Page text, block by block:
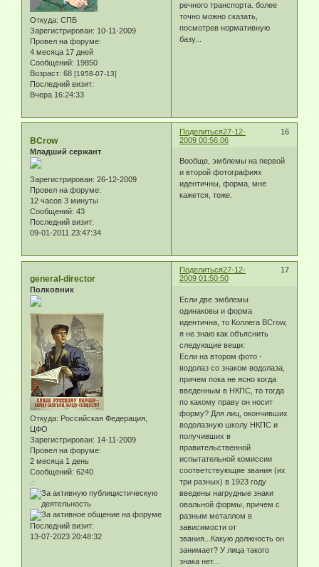
Откуда: СПБ
Зарегистрирован: 10-11-2009
Провел на форуме:
4 месяца 17 дней
Сообщений: 19850
Возраст: 68 [1958-07-13]
Последний визит:
Вчера 16:24:33
речного транспорта. более
точно можно сказать,
посмотрев нормативную
базу...
Поделиться 16
27-12-
2009 00:56:06
BCrow
Младший сержант
Зарегистрирован: 26-12-2009
Провел на форуме:
12 часов 3 минуты
Сообщений: 43
Последний визит:
09-01-2011 23:47:34
Вообще, эмблемы на первой
и второй фотографиях
идентичны, форма, мне
кажется, тоже.
Поделиться 17
27-12-
2009 01:50:50
general-director
Полковник
Откуда: Российская Федерация,
ЦФО
Зарегистрирован: 14-11-2009
Провел на форуме:
2 месяца 1 день
Сообщений: 6240
.:
Последний визит:
13-07-2023 20:48:32
Если две эмблемы
одинаковы и форма
идентична, то Коллега BCrow,
я не знаю как объяснить
следующие вещи:
Если на втором фото -
водолаз со знаком водолаза,
причем пока не ясно когда
введенным в НКПС, то тогда
по какому праву он носит
форму? Для лиц, окончивших
водолазную школу НКПС и
получивших в
правительственной
испытательной комиссии
соответствующие звания (их
три разных) в 1923 году
введены нагрудные знаки
овальной формы, причем с
разным металлом в
зависимости от
звания...Какую должность он
занимает? У лица такого
знака нет...